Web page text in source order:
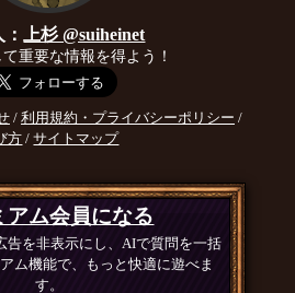
：上杉 @suiheinet
重要な情報を得よう！
/ 利用規約・プライバシーポリシー /
方 /サイトマップ
アム会員になる
告を非表示にし、AIで質問を一括
ム機能で、もっと快適に遊べま
す。